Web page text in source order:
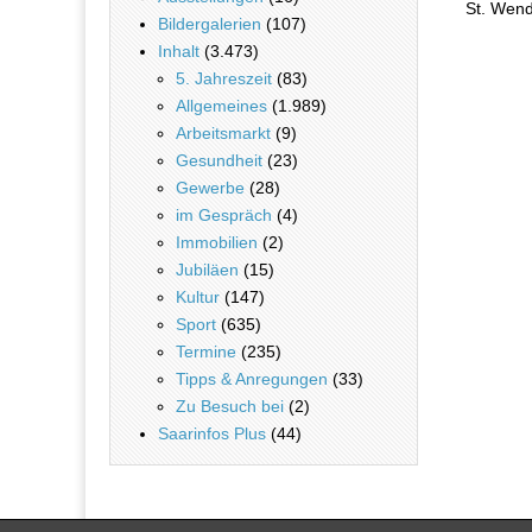
St.
Bildergalerien (107)
Inhalt (3.473)
5. Jahreszeit (83)
Allgemeines (1.989)
Arbeitsmarkt (9)
Gesundheit (23)
Gewerbe (28)
im Gespräch (4)
Immobilien (2)
Jubiläen (15)
Kultur (147)
Sport (635)
Termine (235)
Tipps & Anregungen (33)
Zu Besuch bei (2)
Saarinfos Plus (44)